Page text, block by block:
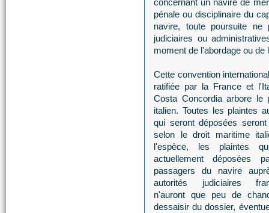
concernant un navire de
pénale ou disciplinaire du
navire, toute poursuite ne
judiciaires ou
moment de l'abordage ou
Cette convention
ratifiée par la France et
Costa Concordia arbore le
italien. Toutes les plaintes
qui seront déposées seront
selon le droit maritime
l'espèce, les plaintes
actuellement déposées
passagers du navire
autorités judiciaires
n'auront que peu de
dessaisir du dossier,